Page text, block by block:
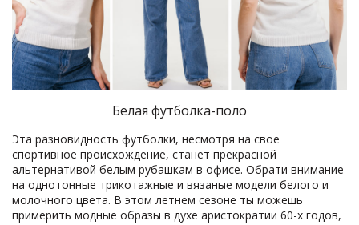
Белая футболка-поло
Эта разновидность футболки, несмотря на свое
спортивное происхождение, станет прекрасной
альтернативой белым рубашкам в офисе. Обрати внимание
на однотонные трикотажные и вязаные модели белого и
молочного цвета. В этом летнем сезоне ты можешь
примерить модные образы в духе аристократии 60-х годов,